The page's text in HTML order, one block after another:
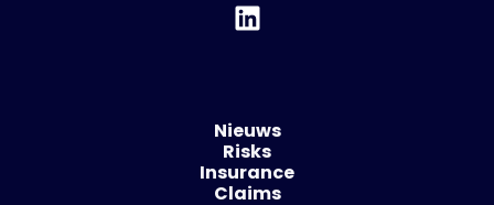
Nieuws
Risks
Insurance
Claims